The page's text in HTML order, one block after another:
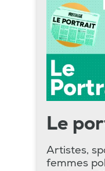
Le
Artistes,
femmes